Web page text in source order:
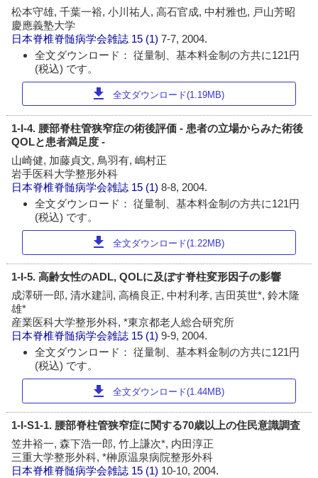
松本守雄, 千葉一裕, 小川祐人, 高石官成, 中村雅也, 戸山芳昭
慶應義塾大学
日本脊椎脊髄病学会雑誌 15 (1)7-7, 2004.
全文ダウンロード： 従量制、基本料金制の方共に121円
(税込) です。
download 全文ダウンロード(1.19MB)
1-I-4. 腰部脊柱管狭窄症の術後評価 - 患者の立場からみた術後
QOLと患者満足度 -
山崎健, 加藤貞文, 鳥羽有, 嶋村正
岩手医科大学整形外科
日本脊椎脊髄病学会雑誌 15 (1)8-8, 2004.
全文ダウンロード： 従量制、基本料金制の方共に121円
(税込) です。
download 全文ダウンロード(1.22MB)
1-I-5. 高齢女性のADL, QOLに及ぼす脊柱変形因子の影響
成澤研一郎, 清水建詞, 高橋良正, 中村利孝, 吉田英世*, 鈴木隆
雄*
産業医科大学整形外科, *東京都老人総合研究所
日本脊椎脊髄病学会雑誌 15 (1)9-9, 2004.
全文ダウンロード： 従量制、基本料金制の方共に121円
(税込) です。
download 全文ダウンロード(1.44MB)
1-I-S1-1. 腰部脊柱管狭窄症に関する70歳以上の住民意識調査
笠井裕一, 森下浩一郎, 竹上謙次*, 内田淳正
三重大学整形外科, *榊原温泉病院整形外科
日本脊椎脊髄病学会雑誌 15 (1) 10-10, 2004.